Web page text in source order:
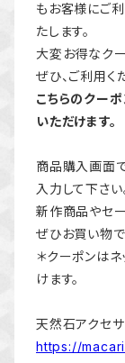
もお客様にご
たします。
大変お得なクー
ぜひ、ご利用く
こちらのクー
いただけます。
商品購入画面
入力して下さい
新作商品やセ
ぜひお買い物で
＊クーポンはネ
けます。
天然石アクセ
https://